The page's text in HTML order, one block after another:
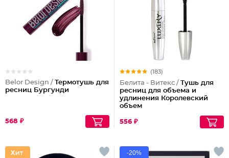
Belor Design / Термотушь для
ресниц Бургунди
568 ₽
(183)
Белита - Витекс / Тушь для
ресниц для объема и
удлинения Королевский
объем
556 ₽
-20%